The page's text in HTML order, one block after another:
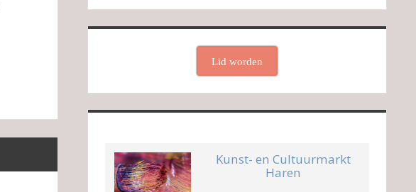
Lid worden
Kunst- en Cultuurmarkt
Haren